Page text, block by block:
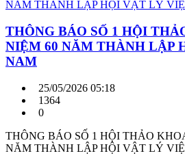
THÔNG BÁO SỐ 1 HỘI
NIỆM 60 NĂM THÀNH LẬP
NAM
25/05/2026 05:18
1364
0
THÔNG BÁO SỐ 1 HỘI THẢO
NĂM THÀNH LẬP HỘI VẬT LÝ